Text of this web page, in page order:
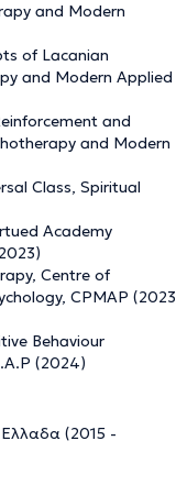
and Modern
of Lacanian
and Modern Applied
and
and Modern
Class, Spiritual
Academy
Centre of
CPMAP (2023
Behaviour
(2024)
Ελλαδα (2015 -